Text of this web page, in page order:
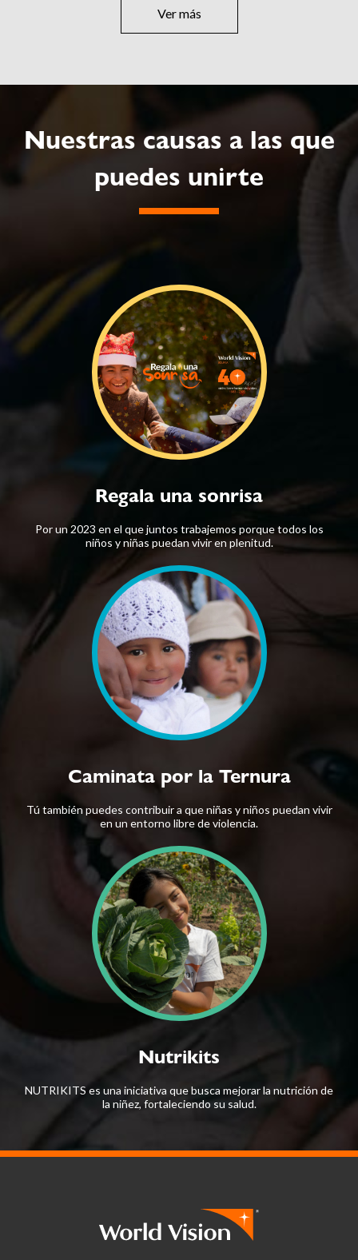
Ver más
Nuestras causas a las que
puedes unirte
Regala una sonrisa
Por un 2023 en el que juntos trabajemos porque todos los
niños y niñas puedan vivir en plenitud.
Caminata por la Ternura
Tú también puedes contribuir a que niñas y niños puedan vivir
en un entorno libre de violencia.
Nutrikits
NUTRIKITS es una iniciativa que busca mejorar la nutrición de
la niñez, fortaleciendo su salud.